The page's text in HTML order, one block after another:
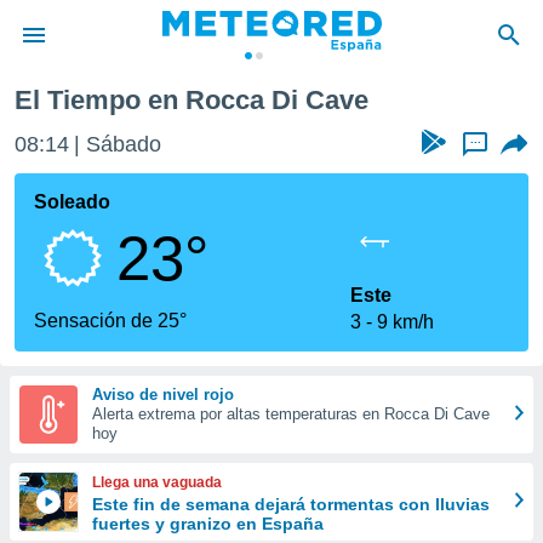
de
por
que se
calidad.
a este
las
y
forma
digital
basada
El Tiempo en Rocca Di Cave
08:14 Sábado ...
Soleado
23°
Sensación de 25°
Este
3
9 km/h
Aviso de nivel rojo
Alerta extrema por altas temperaturas en Rocca Di Cave
hoy
Llega una vaguada
Este fin de semana dejará tormentas con lluvias
fuertes y granizo en España